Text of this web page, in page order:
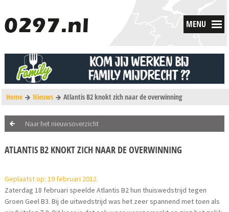
MENU
Home Nieuws Atlantis B2 knokt zich naar de overwinning
Naar het nieuwsoverzicht
ATLANTIS B2 KNOKT ZICH NAAR DE OVERWINNING
Geplaatst op: 19 februari 2012
Zaterdag 18 februari speelde Atlantis B2 hun thuiswedstrijd tegen
Groen Geel B3. Bij de uitwedstrijd was het zeer spannend met toen als